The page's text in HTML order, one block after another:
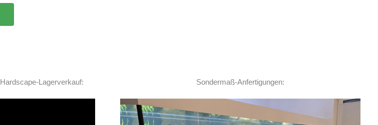
Hardscape-Lagerverkauf: Sondermaß-Anfertigungen: